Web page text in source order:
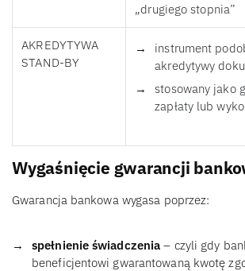
„drugiego stopnia”
AKREDYTYWA
STAND-BY
instrument
akredytywy
stosowany jako
zapłaty lub
Wygaśnięcie gwarancji
Gwarancja bankowa wygasa poprzez:
spełnienie świadczenia – czyli gdy
beneficjentowi gwarantowaną kwotę